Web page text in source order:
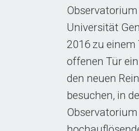
Universität
2016 zu einem
offenen Tür
den neuen
besuchen, in
Observatorium